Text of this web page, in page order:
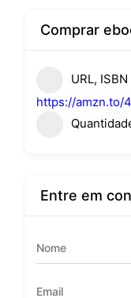
Comprar
URL,
https://amzn.to/
Entre em